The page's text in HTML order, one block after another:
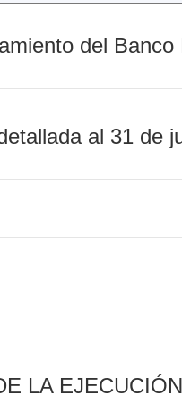
del
al 31 de
LA EJECUCIÓN